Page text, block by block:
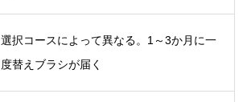
選択コースによって異なる。1～3か月に一
度替えブラシが届く